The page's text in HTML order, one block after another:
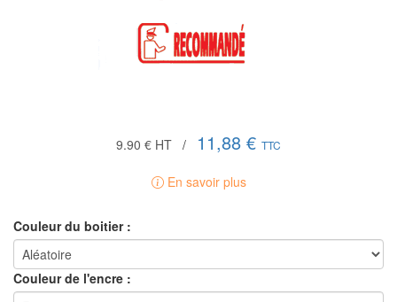
9.90 € HT / 11,88 € TTC
En savoir plus
Couleur du boitier :
Couleur de l'encre :